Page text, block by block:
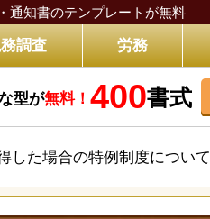
通知書のテンプレートが無料
調査 労務
型が無料！ 400書式
した場合の特例制度について